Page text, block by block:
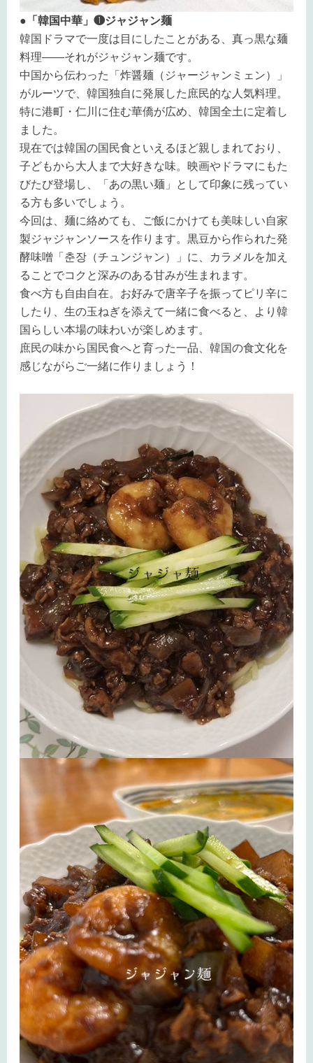
●「韓国中華」❶ジャジャン麺
韓国ドラマで一度は目にしたことがある、真っ黒な麺
料理――それがジャジャン麺です。
中国から伝わった「炸醤麺（ジャージャンミェン）」
がルーツで、韓国独自に発展した庶民的な人気料理。
特に港町・仁川に住む華僑が広め、韓国全土に定着し
ました。
現在では韓国の国民食といえるほど親しまれており、
子どもから大人まで大好きな味。映画やドラマにもた
びたび登場し、「あの黒い麺」として印象に残ってい
る方も多いでしょう。
今回は、麺に絡めても、ご飯にかけても美味しい自家
製ジャジャンソースを作ります。黒豆から作られた発
酵味噌「춘장（チュンジャン）」に、カラメルを加え
ることでコクと深みのある甘みが生まれます。
食べ方も自由自在。お好みで唐辛子を振ってピリ辛に
したり、生の玉ねぎを添えて一緒に食べると、より韓
国らしい本場の味わいが楽しめます。
庶民の味から国民食へと育った一品、韓国の食文化を
感じながらご一緒に作りましょう！